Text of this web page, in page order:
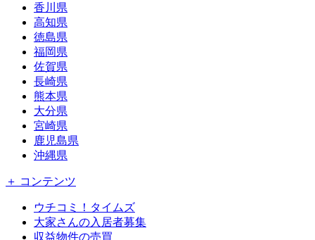
香川県
高知県
徳島県
福岡県
佐賀県
長崎県
熊本県
大分県
宮崎県
鹿児島県
沖縄県
＋ コンテンツ
ウチコミ！タイムズ
大家さんの入居者募集
収益物件の売買